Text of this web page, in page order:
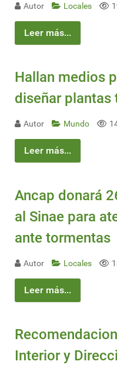
Autor Locales
Leer más...
Hallan medios
diseñar plantas
Autor Mundo
Leer más...
Ancap donará
al Sinae para
ante tormentas
Autor Locales
Leer más...
Interior y